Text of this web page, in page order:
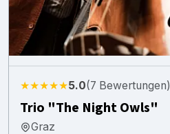
★★★★★5.0(7 Bewertungen)
Trio "The Night Owls"
Graz